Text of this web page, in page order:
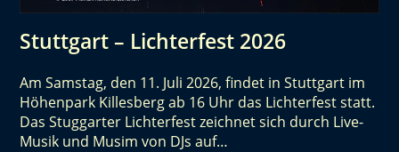
Stuttgart – Lichterfest 2026
Am Samstag, den 11. Juli 2026, findet in Stuttgart im
Höhenpark Killesberg ab 16 Uhr das Lichterfest statt.
Das Stuggarter Lichterfest zeichnet sich durch Live-
Musik und Musim von DJs auf…